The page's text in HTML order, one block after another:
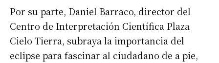
Por su parte, Daniel Barraco, director del
Centro de Interpretación Científica Plaza
Cielo Tierra, subraya la importancia del
eclipse para fascinar al ciudadano de a pie,